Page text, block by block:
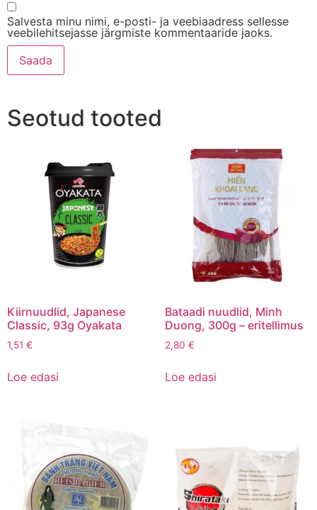
Salvesta minu nimi, e-posti- ja veebiaadress sellesse
veebilehitsejasse järgmiste kommentaaride jaoks.
Seotud tooted
Kiirnuudlid, Japanese
Classic, 93g Oyakata
1,51 €
Loe edasi
Bataadi nuudlid, Minh
Duong, 300g – eritellimus
2,80 €
Loe edasi